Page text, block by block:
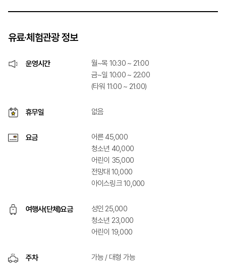
유료·체험관광 정보
운영시간
월~목 10:30 ~ 21:00
금~일 10:00 ~ 22:00
(타워 11:00 ~ 21:00)
휴무일 없음
요금
어른 45,000
청소년 40,000
어린이 35,000
전망대 10,000
아이스링크 10,000
여행사(단체)요금
성인 25,000
청소년 23,000
어린이 19,000
주차 가능 / 대형 가능